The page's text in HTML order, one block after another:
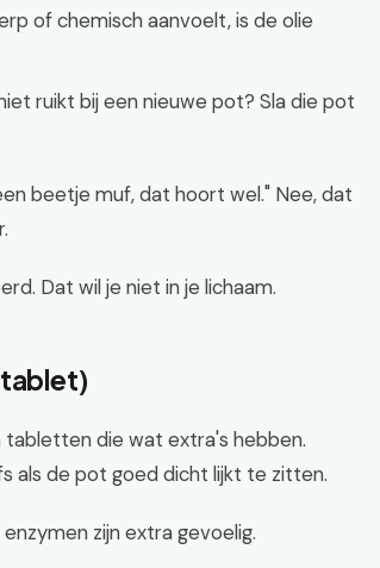
of chemisch aanvoelt, is de olie
ruikt bij een nieuwe pot? Sla die pot
beetje muf, dat hoort wel." Nee, dat
Dat wil je niet in je lichaam.
tabletten die wat extra's hebben.
als de pot goed dicht lijkt te zitten.
zijn extra gevoelig.